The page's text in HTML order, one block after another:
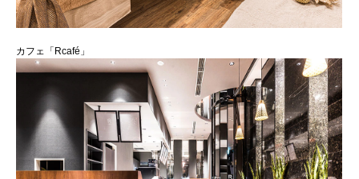
カフェ「Rcafé」